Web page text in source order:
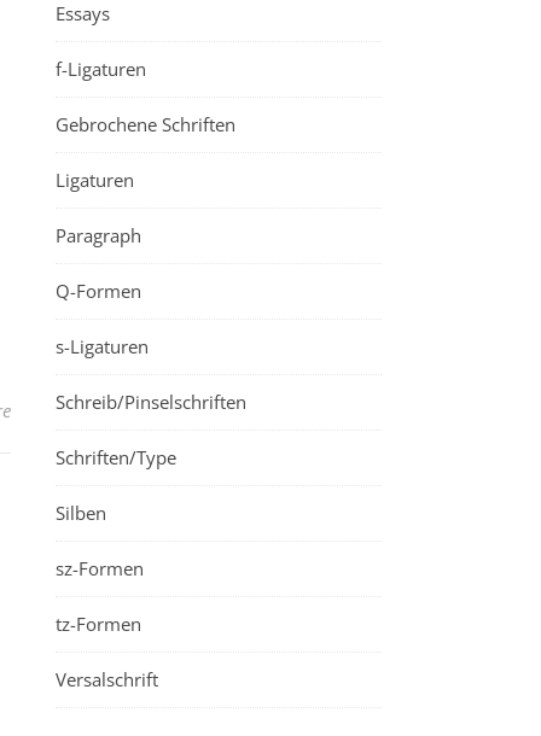
Essays
f-Ligaturen
Gebrochene Schriften
Ligaturen
Paragraph
Q-Formen
s-Ligaturen
Schreib/Pinselschriften
Schriften/Type
Silben
sz-Formen
tz-Formen
Versalschrift